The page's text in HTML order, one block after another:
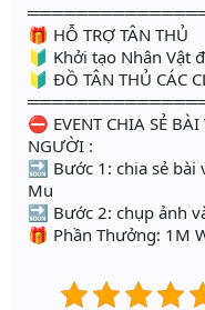
🎁 HỖ TRỢ TÂN THỦ
🔰 Khởi tạo Nhân Vật
🔰 ĐỒ TÂN THỦ CÁC
⛔️ EVENT CHIA SẺ
NGƯỜI :
🔜 Bước 1: chia sẻ bài
Mu
🔜 Bước 2: chụp ảnh
🎁 Phần Thưởng: 1M